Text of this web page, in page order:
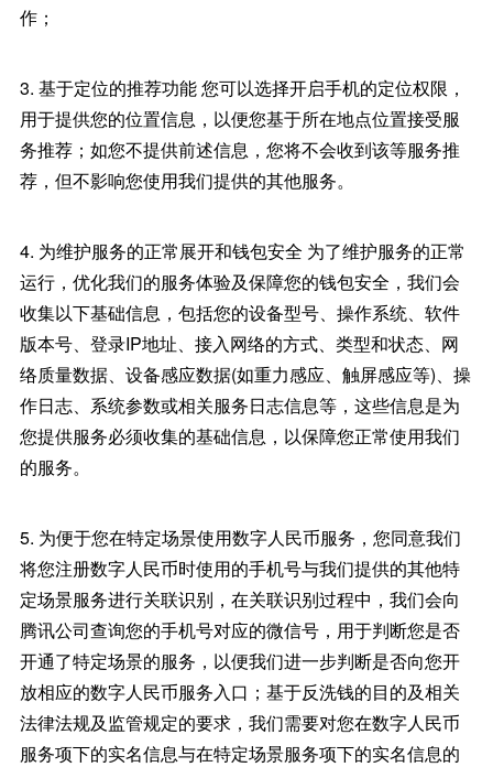
作；
3. 基于定位的推荐功能 您可以选择开启手机的定位权限，
用于提供您的位置信息，以便您基于所在地点位置接受服
务推荐；如您不提供前述信息，您将不会收到该等服务推
荐，但不影响您使用我们提供的其他服务。
4. 为维护服务的正常展开和钱包安全 为了维护服务的正常
运行，优化我们的服务体验及保障您的钱包安全，我们会
收集以下基础信息，包括您的设备型号、操作系统、软件
版本号、登录IP地址、接入网络的方式、类型和状态、网
络质量数据、设备感应数据(如重力感应、触屏感应等)、操
作日志、系统参数或相关服务日志信息等，这些信息是为
您提供服务必须收集的基础信息，以保障您正常使用我们
的服务。
5. 为便于您在特定场景使用数字人民币服务，您同意我们
将您注册数字人民币时使用的手机号与我们提供的其他特
定场景服务进行关联识别，在关联识别过程中，我们会向
腾讯公司查询您的手机号对应的微信号，用于判断您是否
开通了特定场景的服务，以便我们进一步判断是否向您开
放相应的数字人民币服务入口；基于反洗钱的目的及相关
法律法规及监管规定的要求，我们需要对您在数字人民币
服务项下的实名信息与在特定场景服务项下的实名信息的